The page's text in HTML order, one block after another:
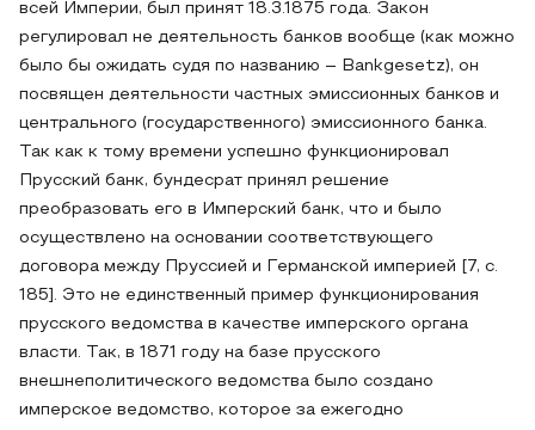
всей Империи, был принят 18.3.1875 года. Закон
регулировал не деятельность банков вообще (как можно
было бы ожидать судя по названию – Bankgesetz), он
посвящен деятельности частных эмиссионных банков и
центрального (государственного) эмиссионного банка.
Так как к тому времени успешно функционировал
Прусский банк, бундесрат принял решение
преобразовать его в Имперский банк, что и было
осуществлено на основании соответствующего
договора между Пруссией и Германской империей [7, с.
185]. Это не единственный пример функционирования
прусского ведомства в качестве имперского органа
власти. Так, в 1871 году на базе прусского
внешнеполитического ведомства было создано
имперское ведомство, которое за ежегодно